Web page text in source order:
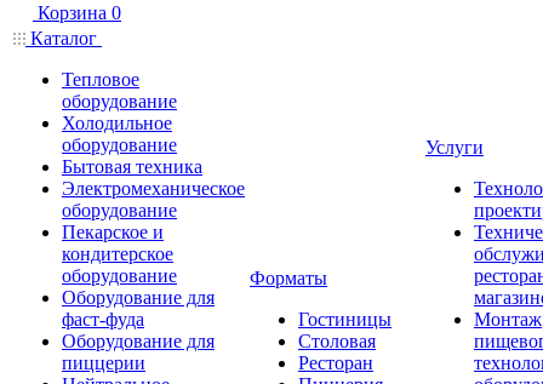
Корзина 0
Каталог
Тепловое
оборудование
Холодильное
оборудование
Бытовая техника
Электромеханическое
оборудование
Пекарское и
кондитерское
оборудование
Оборудование для
фаст-фуда
Оборудование для
пиццерии
Форматы
Гостиницы
Столовая
Ресторан
Услуги
Монтаж